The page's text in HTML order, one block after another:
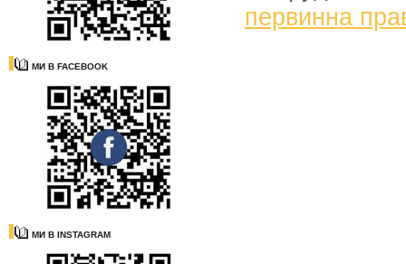
МИ В FACEBOOK
МИ В INSTAGRAM
первинна